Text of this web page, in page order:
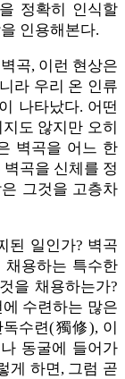
정확히 인식할
인용해본다.
곡, 이런 현상은
라 우리 온 인류
나타났다. 어떤
도 않지만 오히
벽곡을 어느 한
곡을 신체를 정
그것을 고층차
된 일인가? 벽곡
채용하는 특수한
을 채용하는가?
수련하는 많은
수련(獨修), 이
동굴에 들어가
게 하면, 그럼 곧